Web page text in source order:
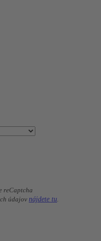
reCaptcha
údajov nájdete tu